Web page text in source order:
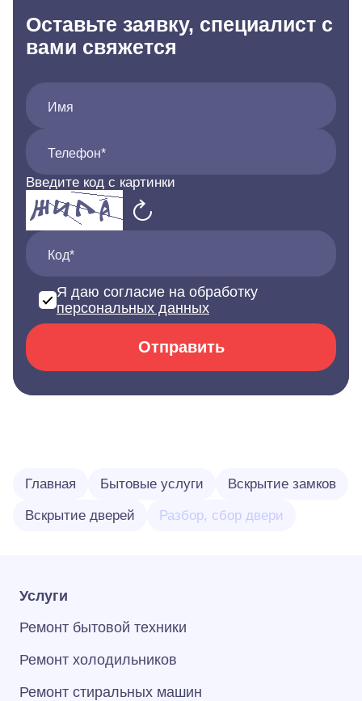
Оставьте заявку, специалист с
вами свяжется
Имя
Телефон*
Введите код с картинки
Код*
Я даю согласие на обработку
персональных данных
Отправить
Главная Бытовые услуги Вскрытие замков
Вскрытие дверей Разбор, сбор двери
Услуги
Ремонт бытовой техники
Ремонт холодильников
Ремонт стиральных машин